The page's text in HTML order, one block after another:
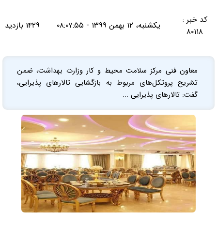
کد خبر :
۸۰۱۱۸
یکشنبه، ۱۲ بهمن ۱۳۹۹ - ۰۸:۰۷:۵۵ ۱۴۲۹ بازدید
معاون فنی مرکز سلامت محیط و کار وزارت بهداشت، ضمن
تشریح پروتکل‌های مربوط به بازگشایی تالارهای پذیرایی،
گفت: تالارهای پذیرایی ...